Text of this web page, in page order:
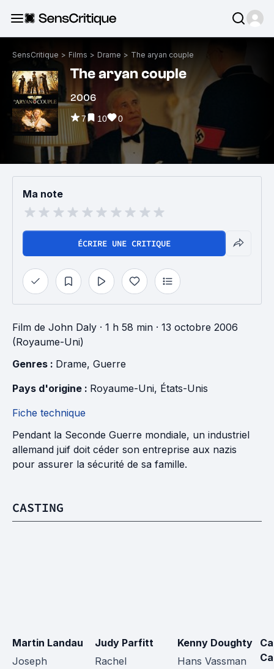
SensCritique > Films > Drame > The aryan couple
The aryan couple
2006
7 10 0
Ma note
ÉCRIRE UNE CRITIQUE
Film de John Daly · 1 h 58 min · 13 octobre 2006
(Royaume-Uni)
Genres : Drame, Guerre
Pays d'origine : Royaume-Uni, États-Unis
Fiche technique
Pendant la Seconde Guerre mondiale, un industriel
allemand juif doit céder son entreprise aux nazis
pour assurer la sécurité de sa famille.
CASTING
Martin Landau
Joseph
Judy Parfitt
Rachel
Kenny Doughty
Hans Vassman